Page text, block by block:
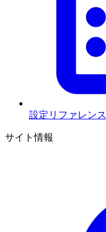
設定リファレンス
サイト情報